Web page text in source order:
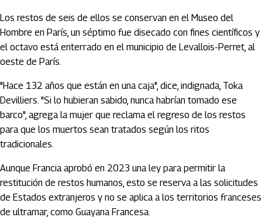
Los restos de seis de ellos se conservan en el Museo del
Hombre en París, un séptimo fue disecado con fines científicos y
el octavo está enterrado en el municipio de Levallois-Perret, al
oeste de París.
"Hace 132 años que están en una caja", dice, indignada, Toka
Devilliers. "Si lo hubieran sabido, nunca habrían tomado ese
barco", agrega la mujer que reclama el regreso de los restos
para que los muertos sean tratados según los ritos
tradicionales.
Aunque Francia aprobó en 2023 una ley para permitir la
restitución de restos humanos, esto se reserva a las solicitudes
de Estados extranjeros y no se aplica a los territorios franceses
de ultramar, como Guayana Francesa.